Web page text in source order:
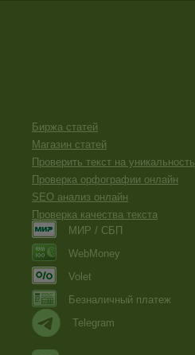
Биржа статей
Магазин статей
Проверить текст на уникальность
Проверка орфографии онлайн
SEO анализ онлайн
Проверка качества текста
МИР / СБП
WebMoney
Volet
Безналичный платеж
Telegram